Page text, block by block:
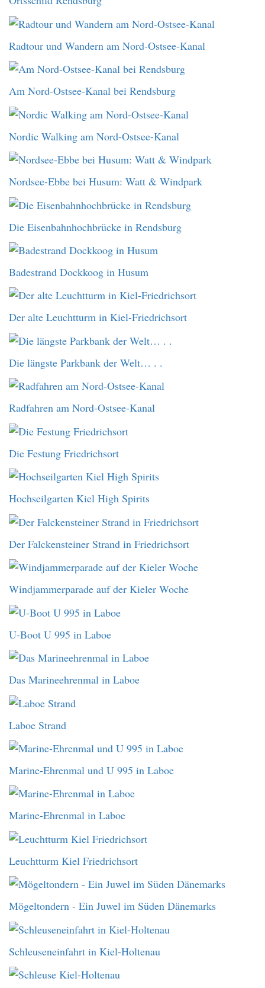
Radtour und Wandern am Nord-Ostsee-Kanal
Am Nord-Ostsee-Kanal bei Rendsburg
Nordic Walking am Nord-Ostsee-Kanal
Nordsee-Ebbe bei Husum: Watt & Windpark
Die Eisenbahnhochbrücke in Rendsburg
Badestrand Dockkoog in Husum
Der alte Leuchtturm in Kiel-Friedrichsort
Die längste Parkbank der Welt… . .
Radfahren am Nord-Ostsee-Kanal
Die Festung Friedrichsort
Hochseilgarten Kiel High Spirits
Der Falckensteiner Strand in Friedrichsort
Windjammerparade auf der Kieler Woche
U-Boot U 995 in Laboe
Das Marineehrenmal in Laboe
Laboe Strand
Marine-Ehrenmal und U 995 in Laboe
Marine-Ehrenmal in Laboe
Leuchtturm Kiel Friedrichsort
Mögeltondern - Ein Juwel im Süden Dänemarks
Schleuseneinfahrt in Kiel-Holtenau